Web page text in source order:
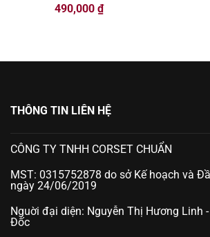
Được xếp
hạng
490,000 ₫
THÔNG TIN LIÊN HỆ
CÔNG TY TNHH CORSET CHUẨN
MST: 0315752878 do sở Kế hoạch và
ngày 24/06/2019
Nguời đại diện: Nguyễn Thị Hương Linh
Đốc